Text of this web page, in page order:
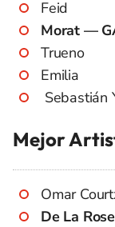
Feid
Morat —
Trueno
Emilia
Sebastián
Mejor
Omar
De La